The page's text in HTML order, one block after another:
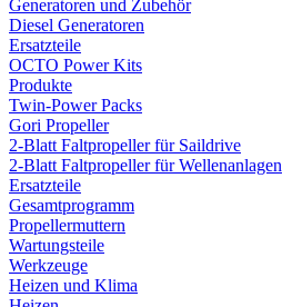
Generatoren und Zubehör
Diesel Generatoren
Ersatzteile
OCTO Power Kits
Produkte
Twin-Power Packs
Gori Propeller
2-Blatt Faltpropeller für Saildrive
2-Blatt Faltpropeller für Wellenanlagen
Ersatzteile
Gesamtprogramm
Propellermuttern
Wartungsteile
Werkzeuge
Heizen und Klima